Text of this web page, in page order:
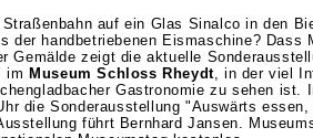
auf ein Glas Sinalco in den
der handbetriebenen Eismaschine? Dass
Gemälde zeigt die aktuelle
im Museum Schloss Rheydt, in der viel
Gastronomie zu sehen ist.
die Sonderausstellung "Auswärts
führt Bernhard Jansen.